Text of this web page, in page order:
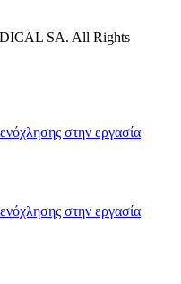
SA. All Rights
στην εργασία
στην εργασία